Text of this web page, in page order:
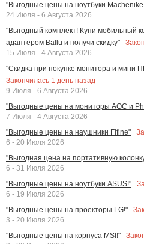
"Выгодные цены на ноутбуки
24 Июля - 6 Августа 2026
"Выгодный комплект! Купи мобильный
адаптером Ballu и получи скидку"
15 Июля - 4 Августа 2026
"Скидка при покупке монитора и мини
Закончилась 1 день назад
9 Июля - 6 Августа 2026
"Выгодные цены на мониторы AOC и
7 Июля - 4 Августа 2026
"Выгодные цены на наушники Fifine"
6 - 20 Июля 2026
"Выгодная цена на портативную
6 - 31 Июля 2026
"Выгодные цены на ноутбуки ASUS!"
6 - 19 Июля 2026
"Выгодные цены на проекторы LG!"
3 - 20 Июля 2026
"Выгодные цены на корпуса MSI!"